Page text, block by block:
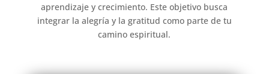
aprendizaje y crecimiento. Este objetivo busca
integrar la alegría y la gratitud como parte de tu
camino espiritual.